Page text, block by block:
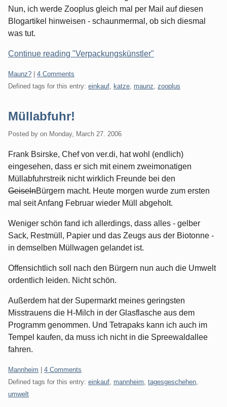
Nun, ich werde Zooplus gleich mal per Mail auf diesen
Blogartikel hinweisen - schaunmermal, ob sich diesmal
was tut.
Continue reading "Verpackungskünstler"
Categories:
Maunz?
4 Comments
Defined tags for this entry: einkauf katze maunz zooplus
Müllabfuhr!
Posted by on Monday, March 27. 2006
Frank Bsirske, Chef von ver.di, hat wohl (endlich)
eingesehen, dass er sich mit einem zweimonatigen
Müllabfuhrstreik nicht wirklich Freunde bei den
GeiselnBürgern macht. Heute morgen wurde zum ersten
mal seit Anfang Februar wieder Müll abgeholt.
Weniger schön fand ich allerdings, dass alles - gelber
Sack, Restmüll, Papier und das Zeugs aus der Biotonne -
in demselben Müllwagen gelandet ist.
Offensichtlich soll nach den Bürgern nun auch die Umwelt
ordentlich leiden. Nicht schön.
Außerdem hat der Supermarkt meines geringsten
Misstrauens die H-Milch in der Glasflasche aus dem
Programm genommen. Und Tetrapaks kann ich auch im
Tempel kaufen, da muss ich nicht in die Spreewaldallee
fahren.
Categories:
Mannheim
4 Comments
Defined tags for this entry: einkauf mannheim tagesgeschehen
umwelt